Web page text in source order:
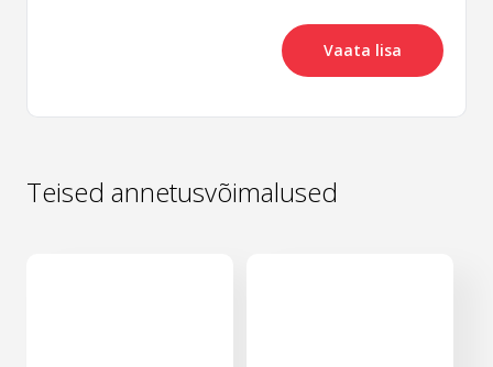
Vaata lisa
Teised annetusvõimalused